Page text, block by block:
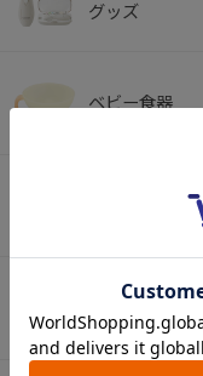
グッズ
ベビー食器
おはし・スプー
オーラルケア
（お口のケア